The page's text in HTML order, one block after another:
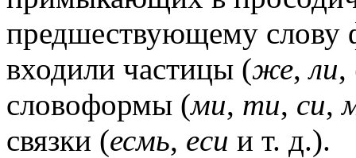
предшествующему слову
входили частицы (же,ли,
словоформы (ми, ти, си,
связки (есмь, ecи и т. д.).